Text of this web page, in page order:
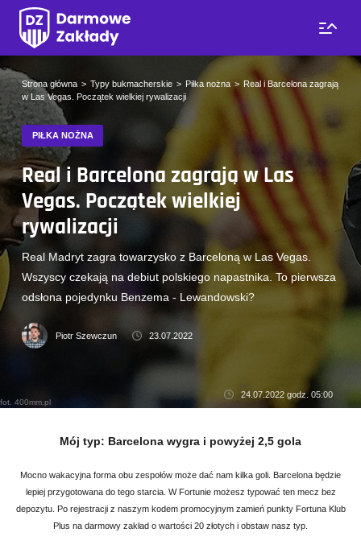
fot. 400mm.pl
Strona główna Typy bukmacherskie Piłka nożna
Real i Barcelona zagrają
w Las Vegas. Początek wielkiej rywalizacji
PIŁKA NOŻNA
Real i Barcelona zagrają w Las
Vegas. Początek wielkiej
rywalizacji
Real Madryt zagra towarzysko z Barceloną w Las Vegas.
Wszyscy czekają na debiut polskiego napastnika. To pierwsza
odsłona pojedynku Benzema - Lewandowski?
Piotr Szewczun 23.07.2022
24.07.2022 godz. 05:00
Mój typ: Barcelona wygra i powyżej 2,5 gola
Mocno wakacyjna forma obu zespołów może dać nam kilka goli. Barcelona będzie
lepiej przygotowana do tego starcia. W Fortunie możesz typować ten mecz bez
depozytu. Po rejestracji z naszym kodem promocyjnym zamień punkty Fortuna Klub
Plus na darmowy zakład o wartości 20 złotych i obstaw nasz typ.